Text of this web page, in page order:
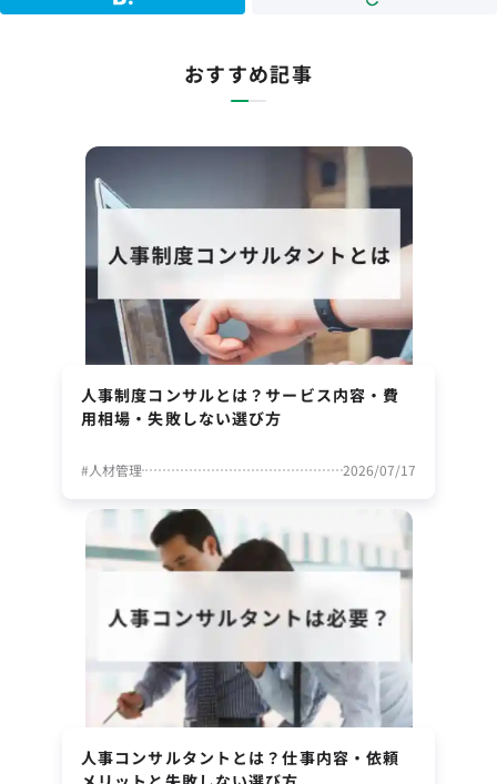
おすすめ記事
人事制度コンサルとは？サービス内容・費
用相場・失敗しない選び方
#人材管理 2026/07/17
人事コンサルタントとは？仕事内容・依頼